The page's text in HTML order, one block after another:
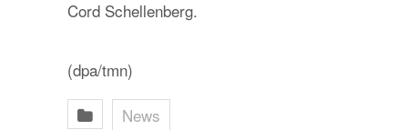
Cord Schellenberg.
(dpa/tmn)
News